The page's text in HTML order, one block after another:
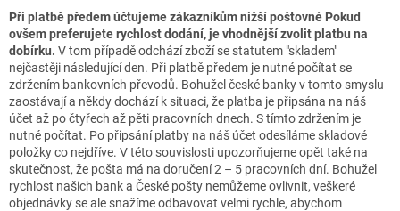
Při platbě předem účtujeme zákazníkům nižší poštovné Pokud
ovšem preferujete rychlost dodání, je vhodnější zvolit platbu na
dobírku. V tom případě odchází zboží se statutem "skladem"
nejčastěji následující den. Při platbě předem je nutné počítat se
zdržením bankovních převodů. Bohužel české banky v tomto smyslu
zaostávají a někdy dochází k situaci, že platba je připsána na náš
účet až po čtyřech až pěti pracovních dnech. S tímto zdržením je
nutné počítat. Po připsání platby na náš účet odesíláme skladové
položky co nejdříve. V této souvislosti upozorňujeme opět také na
skutečnost, že pošta má na doručení 2 – 5 pracovních dní. Bohužel
rychlost našich bank a České pošty nemůžeme ovlivnit, veškeré
objednávky se ale snažíme odbavovat velmi rychle, abychom